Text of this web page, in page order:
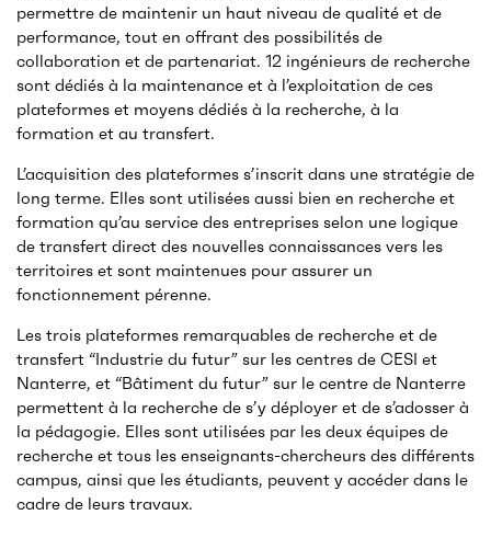
permettre de maintenir un haut niveau de qualité et de
performance, tout en offrant des possibilités de
collaboration et de partenariat. 12 ingénieurs de recherche
sont dédiés à la maintenance et à l’exploitation de ces
plateformes et moyens dédiés à la recherche, à la
formation et au transfert.
L’acquisition des plateformes s’inscrit dans une stratégie de
long terme. Elles sont utilisées aussi bien en recherche et
formation qu’au service des entreprises selon une logique
de transfert direct des nouvelles connaissances vers les
territoires et sont maintenues pour assurer un
fonctionnement pérenne.
Les trois plateformes remarquables de recherche et de
transfert “Industrie du futur” sur les centres de CESI et
Nanterre, et “Bâtiment du futur” sur le centre de Nanterre
permettent à la recherche de s’y déployer et de s’adosser à
la pédagogie. Elles sont utilisées par les deux équipes de
recherche et tous les enseignants-chercheurs des différents
campus, ainsi que les étudiants, peuvent y accéder dans le
cadre de leurs travaux.